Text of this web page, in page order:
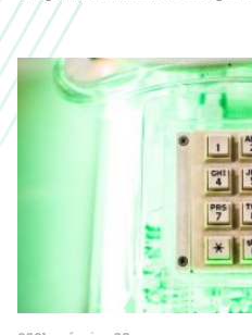
bizonytalansággal, mégis: egy
ígéretével. Egy évvel a
jutottak? A RAN, vagyis radio
hálózatát jelenti, amik